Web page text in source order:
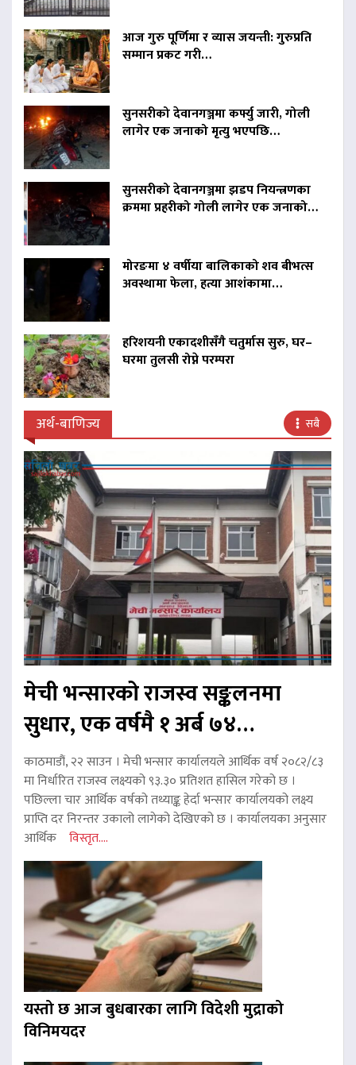
आज गुरु पूर्णिमा र व्यास जयन्ती: गुरुप्रति
सम्मान प्रकट गरी…
सुनसरीको देवानगञ्जमा कर्फ्यु जारी, गोली
लागेर एक जनाको मृत्यु भएपछि…
सुनसरीको देवानगञ्जमा झडप नियन्त्रणका
क्रममा प्रहरीको गोली लागेर एक जनाको…
मोरङमा ४ वर्षीया बालिकाको शव बीभत्स
अवस्थामा फेला, हत्या आशंकामा…
हरिशयनी एकादशीसँगै चतुर्मास सुरु, घर–
घरमा तुलसी रोप्ने परम्परा
अर्थ-बाणिज्य सबै
मेची भन्सारको राजस्व सङ्कलनमा
सुधार, एक वर्षमै १ अर्ब ७४…
काठमाडौं, २२ साउन । मेची भन्सार कार्यालयले आर्थिक वर्ष २०८२/८३
मा निर्धारित राजस्व लक्ष्यको ९३.३० प्रतिशत हासिल गरेको छ ।
पछिल्ला चार आर्थिक वर्षको तथ्याङ्क हेर्दा भन्सार कार्यालयको लक्ष्य
प्राप्ति दर निरन्तर उकालो लागेको देखिएको छ । कार्यालयका अनुसार
आर्थिक विस्तृत....
यस्तो छ आज बुधबारका लागि विदेशी मुद्राको
विनिमयदर